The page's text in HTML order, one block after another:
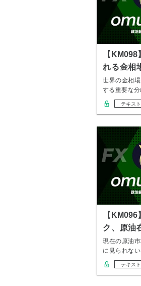
【
れる金相
積立
世界の金相
する重要な
るニュー…
テキスト
【
ク、原油
る理由
現在の原油
に見られな
の巨大な衝…
テキスト